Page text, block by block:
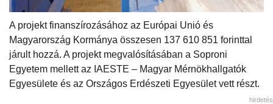
A projekt finanszírozásához az Európai Unió és
Magyarország Kormánya összesen 137 610 851 forinttal
járult hozzá. A projekt megvalósításában a Soproni
Egyetem mellett az IAESTE – Magyar Mérnökhallgatók
Egyesülete és az Országos Erdészeti Egyesület vett részt.
hirdetés